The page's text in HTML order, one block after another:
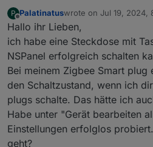
P
Offline
Palatinatuswrote on Jul 19, 2024,
last edited by
Hallo ihr Lieben,
ich habe eine Steckdose mit
NSPanel erfolgreich schalten
Bei meinem Zigbee Smart plug
den Schaltzustand, wenn ich
plugs schalte. Das hätte ich
Habe unter "Gerät bearbeiten
Einstellungen erfolglos
geht?